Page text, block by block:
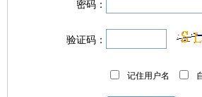
密码：
验证码：
记住用户名